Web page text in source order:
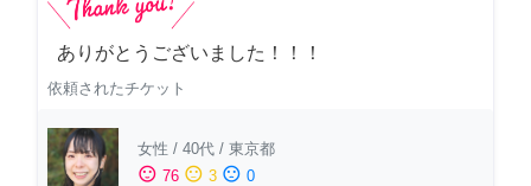
ありがとうございました！！！
依頼されたチケット
女性 / 40代 / 東京都
sentiment_satisfied 76 sentiment_neutral 3 sentiment_dissatisfied 0